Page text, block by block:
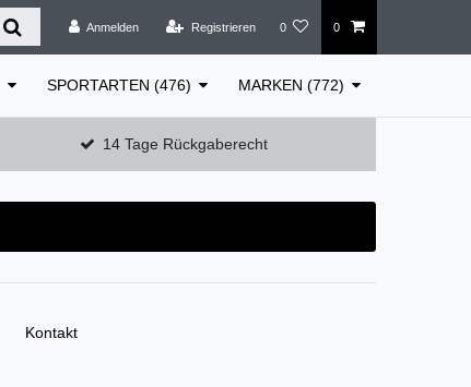
Anmelden Registrieren 0 0
SPORTARTEN (476) MARKEN (772)
14 Tage Rückgaberecht
Kontakt